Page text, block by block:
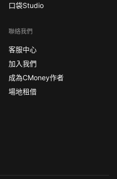
口袋Studio
聯絡我們
客服中心
加入我們
成為CMoney作者
場地租借